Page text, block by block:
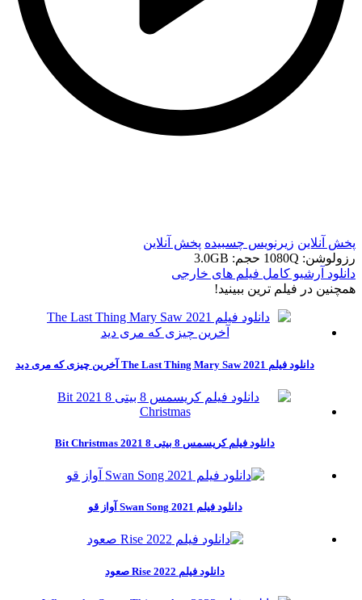
پخش آنلاین زیرنویس چسبیده پخش آنلاین
رزولوشن: 1080Q
حجم: 3.0GB
دانلود آرشیو کامل فیلم های خارجی
همچنين در فيلم ترين ببينيد!
دانلود فیلم The Last Thing Mary Saw 2021 آخرین چیزی که مری دید
دانلود فیلم کریسمس 8 بیتی 8 2021 Bit Christmas
دانلود فیلم Swan Song 2021 آواز قو
دانلود فیلم Rise 2022 صعود